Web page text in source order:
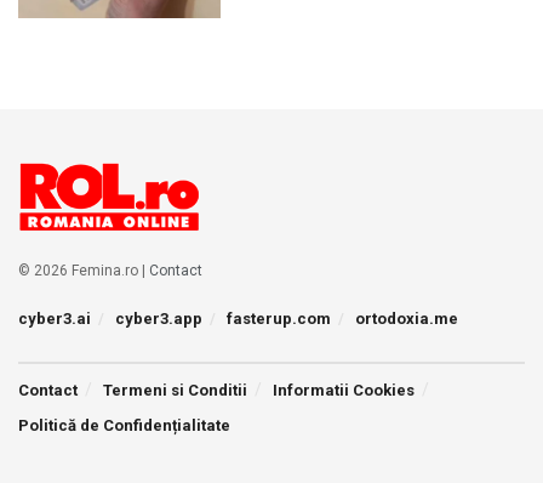
© 2026 Femina.ro | Contact
cyber3.ai cyber3.app fasterup.com ortodoxia.me
Contact Termeni si Conditii
Informatii Cookies
Politică de Confidențialitate